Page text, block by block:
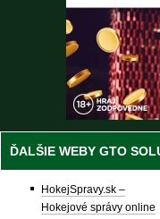
ĎALŠIE WEBY GTO
HokejSpravy.sk –
Hokejové správy online